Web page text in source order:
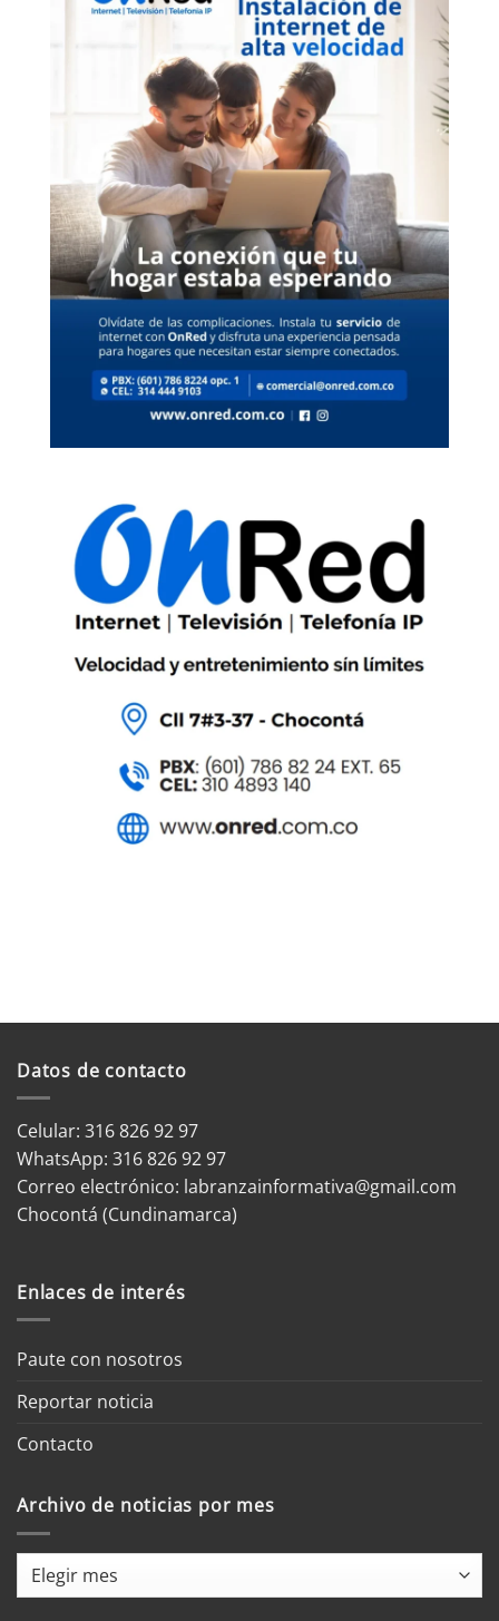
Datos de contacto
Celular: 316 826 92 97
WhatsApp: 316 826 92 97
Correo electrónico: labranzainformativa@gmail.com
Chocontá (Cundinamarca)
Enlaces de interés
Paute con nosotros
Reportar noticia
Contacto
Archivo de noticias por mes
Archivo